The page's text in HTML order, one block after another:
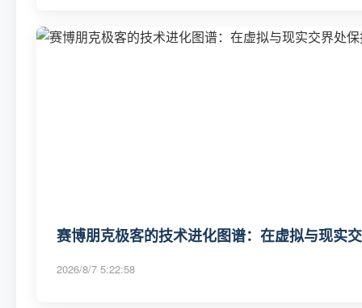
赛博朋克极客的技术进化图谱：在虚拟与现实
2026/8/7 5:22:58